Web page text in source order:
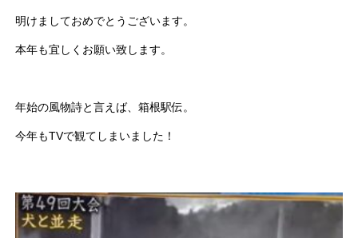
明けましておめでとうございます。
本年も宜しくお願い致します。
年始の風物詩と言えば、箱根駅伝。
今年もTVで観てしまいました！